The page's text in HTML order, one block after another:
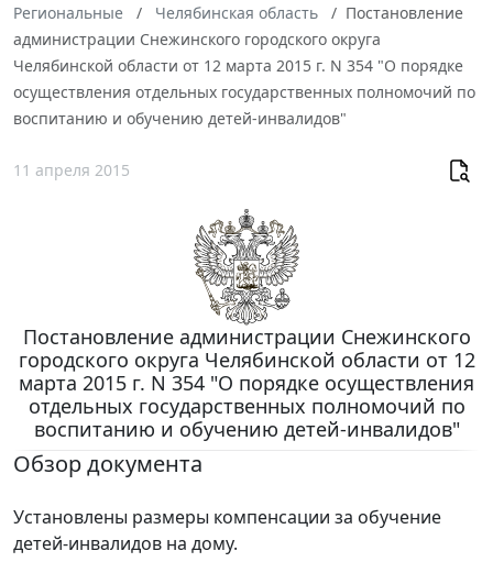
Региональные
Челябинская область
Постановление
администрации Снежинского городского округа
Челябинской области от 12 марта 2015 г. N 354 "О порядке
осуществления отдельных государственных полномочий по
воспитанию и обучению детей-инвалидов"
11 апреля 2015
Постановление администрации Снежинского
городского округа Челябинской области от 12
марта 2015 г. N 354 "О порядке осуществления
отдельных государственных полномочий по
воспитанию и обучению детей-инвалидов"
Обзор документа
Установлены размеры компенсации за обучение
детей-инвалидов на дому.